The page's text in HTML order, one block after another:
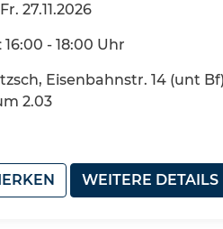
Fr. 27.11.2026
16:00 - 18:00 Uhr
Eisenbahnstr. 14 (unt
2.03
WEITERE DETAILS